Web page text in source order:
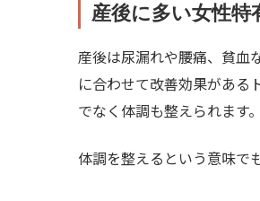
産後に多い女性
産後は尿漏れや腰痛、貧血
に合わせて改善効果がある
でなく体調も整えられます。
体調を整えるという意味で